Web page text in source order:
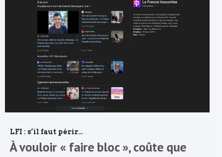
LFI : s’il faut périr…
À vouloir « faire bloc », coûte que